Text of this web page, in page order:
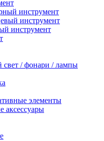
инструмент
инструмент
инструмент
/ фонари / лампы
элементы
аксессуары